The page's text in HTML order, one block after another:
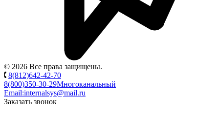
© 2026 Все права защищены.
8(812)642-42-70
8(800)350-30-29Многоканальный
Email:internalsys@mail.ru
Заказать звонок